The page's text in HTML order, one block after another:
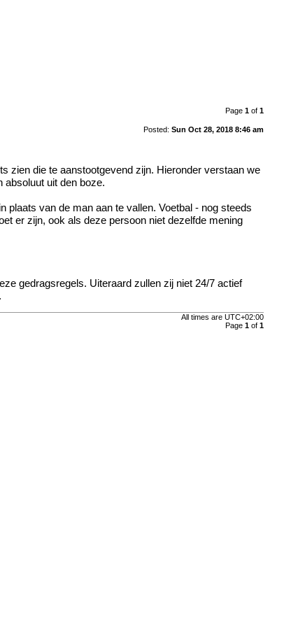
Page 1of 1
Posted: Sun Oct 28, 2018 8:46 am
zien die te aanstootgevend zijn. Hieronder verstaan we
absoluut uit den boze.
plaats van de man aan te vallen. Voetbal - nog steeds
er zijn, ook als deze persoon niet dezelfde mening
gedragsregels. Uiteraard zullen zij niet 24/7 actief
All times are UTC+02:00
Page 1of 1